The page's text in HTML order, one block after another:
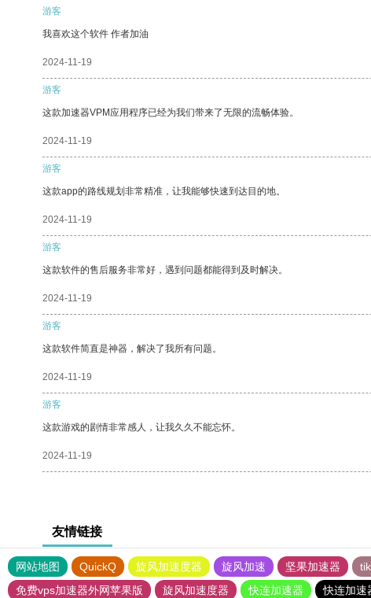
游客
我喜欢这个软件 作者加油
2024-11-19
游客
这款加速器VPM应用程序已经为我们带来了无限的流畅体验。
2024-11-19
游客
这款app的路线规划非常精准，让我能够快速到达目的地。
2024-11-19
游客
这款软件的售后服务非常好，遇到问题都能得到及时解决。
2024-11-19
游客
这款软件简直是神器，解决了我所有问题。
2024-11-19
游客
这款游戏的剧情非常感人，让我久久不能忘怀。
2024-11-19
友情链接
网站地图 QuickQ 旋风加速度器 旋风加速 坚果加速器
免费vps加速器外网苹果版
旋风加速度器 快连加速器 快连加速